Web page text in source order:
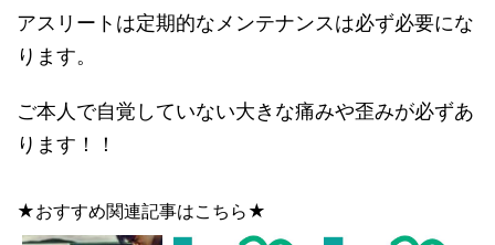
アスリートは定期的なメンテナンスは必ず必要にな
ります。
ご本人で自覚していない大きな痛みや歪みが必ずあ
ります！！
★おすすめ関連記事はこちら★